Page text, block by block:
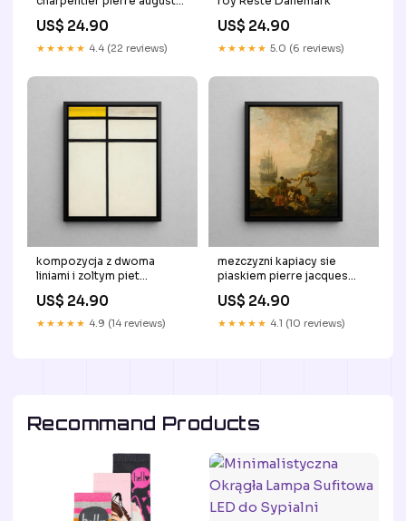
US$ 24.90
★★★★★ 4.4 (22 reviews)
US$ 24.90
★★★★★ 5.0 (6 reviews)
kompozycja z dwoma
liniami i zoltym piet
US$ 24.90
★★★★★ 4.9 (14 reviews)
mezczyzni kapiacy sie
piaskiem pierre jacques
US$ 24.90
★★★★★ 4.1 (10 reviews)
Recommand Products